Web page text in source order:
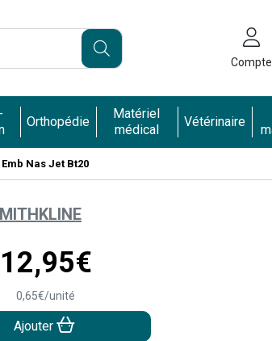
Compte
Orthopédie
Matériel
médical
Vétérinaire
Nas Jet Bt20
12,95€
0,65€/unité
Ajouter